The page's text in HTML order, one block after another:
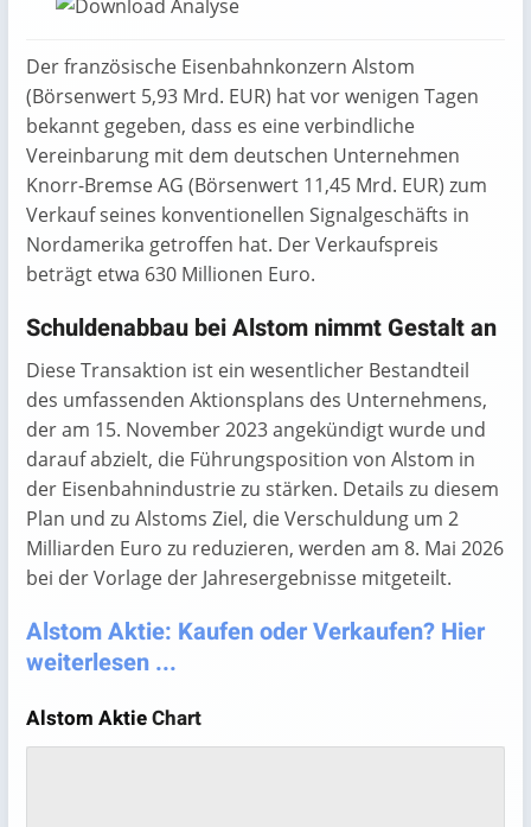
Der französische Eisenbahnkonzern Alstom
(Börsenwert 5,93 Mrd. EUR) hat vor wenigen Tagen
bekannt gegeben, dass es eine verbindliche
Vereinbarung mit dem deutschen Unternehmen
Knorr-Bremse AG (Börsenwert 11,45 Mrd. EUR) zum
Verkauf seines konventionellen Signalgeschäfts in
Nordamerika getroffen hat. Der Verkaufspreis
beträgt etwa 630 Millionen Euro.
Schuldenabbau bei Alstom nimmt Gestalt an
Diese Transaktion ist ein wesentlicher Bestandteil
des umfassenden Aktionsplans des Unternehmens,
der am 15. November 2023 angekündigt wurde und
darauf abzielt, die Führungsposition von Alstom in
der Eisenbahnindustrie zu stärken. Details zu diesem
Plan und zu Alstoms Ziel, die Verschuldung um 2
Milliarden Euro zu reduzieren, werden am 8. Mai 2026
bei der Vorlage der Jahresergebnisse mitgeteilt.
Alstom Aktie: Kaufen oder Verkaufen? Hier
weiterlesen ...
Alstom AktieChart